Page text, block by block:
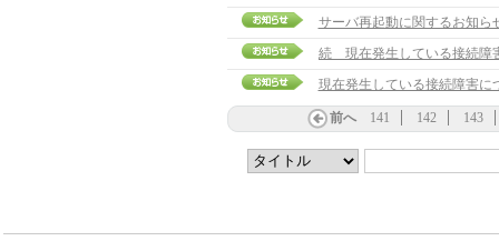
サーバ再起動に関するお知ら
続 現在発生している接続障
現在発生している接続障害に
前へ 141 142 143